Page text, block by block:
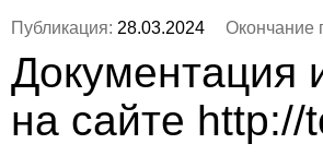
Публикация: 28.03.2024 Окончание
на сайте